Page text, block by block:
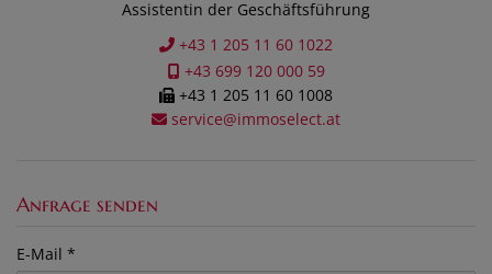
Assistentin der Geschäftsführung
+43 1 205 11 60 1022
+43 699 120 000 59
+43 1 205 11 60 1008
service@immoselect.at
Anfrage senden
E-Mail